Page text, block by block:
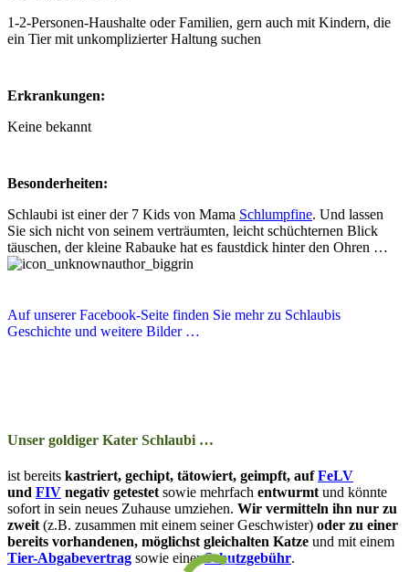
1-2-Personen-Haushalte oder Familien, gern auch mit Kindern, die
ein Tier mit unkomplizierter Haltung suchen
Erkrankungen:
Keine bekannt
Besonderheiten:
Schlaubi ist einer der 7 Kids von Mama Schlumpfine. Und lassen
Sie sich nicht von seinem verträumten, leicht schüchternen Blick
täuschen, der kleine Rabauke hat es faustdick hinter den Ohren …
Auf unserer Facebook-Seite finden Sie mehr zu Schlaubis
Geschichte und weitere Bilder …
Unser goldiger Kater Schlaubi …
ist bereits kas­­triert, ge­­chipt, tä­­to­­wiert, ge­impft, aufFeLV
und FIV ne­­ga­tiv ge­­tes­­tet so­­wie mehr­­fach ent­wurmt und kön­nte
so­­fort in sein neu­­es Zu­­hau­­se um­zieh­en. Wir ver­­mit­t­eln ihn nur zu
zweit (z.B. zu­­sam­­men mit einem seiner Geschwister) oder zu ein­er
be­­reits vor­­han­­den­en, mög­­lichst gleich­­alt­­en Katze und mit ein­­em
Tier-Ab­­ga­­be­­ver­trag so­­wie ein­erSchutz­­ge­bühr.